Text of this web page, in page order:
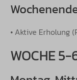
• Aktive Erholung
WOCHE